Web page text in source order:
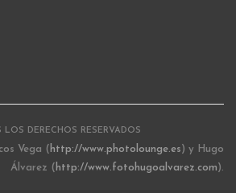
DERECHOS RESERVADOS
Vega ( http://www.photolounge.es) y Hugo
Álvarez ( http://www.fotohugoalvarez.com).